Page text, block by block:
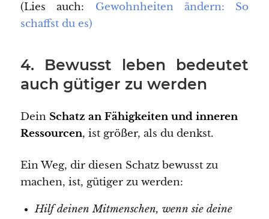
(Lies auch: Gewohnheiten ändern: So
schaffst du es)
4. Bewusst leben bedeutet
auch gütiger zu werden
Dein Schatz an Fähigkeiten und inneren
Ressourcen, ist größer, als du denkst.
Ein Weg, dir diesen Schatz bewusst zu
machen, ist, gütiger zu werden:
Hilf deinen Mitmenschen, wenn sie deine